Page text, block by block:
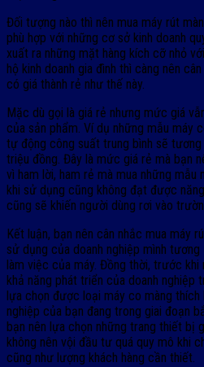
Đối tượng nào thì nên mua máy rút
phù hợp với những cơ sở kinh doanh
xuất ra những mặt hàng kích cỡ nhỏ
hộ kinh doanh gia đình thì càng nên
có giá thành rẻ như thế này.
Mặc dù gọi là giá rẻ nhưng mức giá
của sản phẩm. Ví dụ những mẫu máy
tự động công suất trung bình sẽ
triệu đồng. Đây là mức giá rẻ mà bạn
vì ham lời, ham rẻ mà mua những mẫu
khi sử dụng cũng không đạt được
cũng sẽ khiến người dùng rơi vào
Kết luận, bạn nên cân nhắc mua máy
sử dụng của doanh nghiệp mình
làm việc của máy. Đồng thời, trước khi
khả năng phát triển của doanh
lựa chọn được loại máy co màng thích
nghiệp của bạn đang trong giai đoạn
bạn nên lựa chọn những trang thiết bị
không nên vội đầu tư quá quy mô khi
cũng như lượng khách hàng cần thiết.